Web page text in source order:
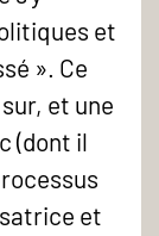
et
». Ce
et une
(dont il
et